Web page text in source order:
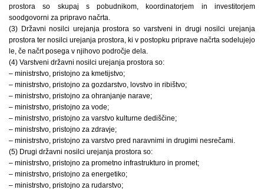
prostora so skupaj s pobudnikom, koordinatorjem in investitorjem
soodgovorni za pripravo načrta.
(3) Državni nosilci urejanja prostora so varstveni in drugi nosilci urejanja
prostora ter nosilci urejanja prostora, ki v postopku priprave načrta sodelujejo
le, če načrt posega v njihovo področje dela.
(4) Varstveni državni nosilci urejanja prostora so:
– ministrstvo, pristojno za kmetijstvo;
– ministrstvo, pristojno za gozdarstvo, lovstvo in ribištvo;
– ministrstvo, pristojno za ohranjanje narave;
– ministrstvo, pristojno za vode;
– ministrstvo, pristojno za varstvo kulturne dediščine;
– ministrstvo, pristojno za zdravje;
– ministrstvo, pristojno za varstvo pred naravnimi in drugimi nesrečami.
(5) Drugi državni nosilci urejanja prostora so:
– ministrstvo, pristojno za prometno infrastrukturo in promet;
– ministrstvo, pristojno za energetiko;
– ministrstvo, pristojno za rudarstvo;